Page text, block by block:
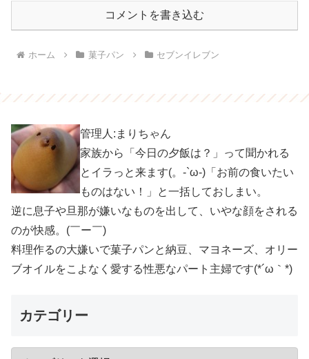
コメントを書き込む
ホーム 菓子パン セブンイレブン
管理人:まりちゃん
家族から「今日の夕飯は？」って聞かれる
とイラっと来ます(。-`ω-)「お前の食いたい
ものはない！」と一括しておしまい。
逆に息子や旦那が嫌いなものを出して、いやな顔をされる
のが快感。(￣ー￣)
料理作るの大嫌いで菓子パンと納豆、マヨネーズ、オリー
ブオイルをこよなく愛する性悪なパート主婦です(*´ω｀*)
カテゴリー